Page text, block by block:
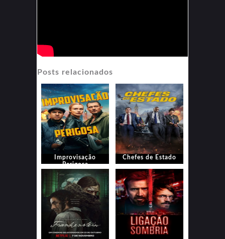
Posts relacionados
Improvisação
Perigosa
Chefes de Estado